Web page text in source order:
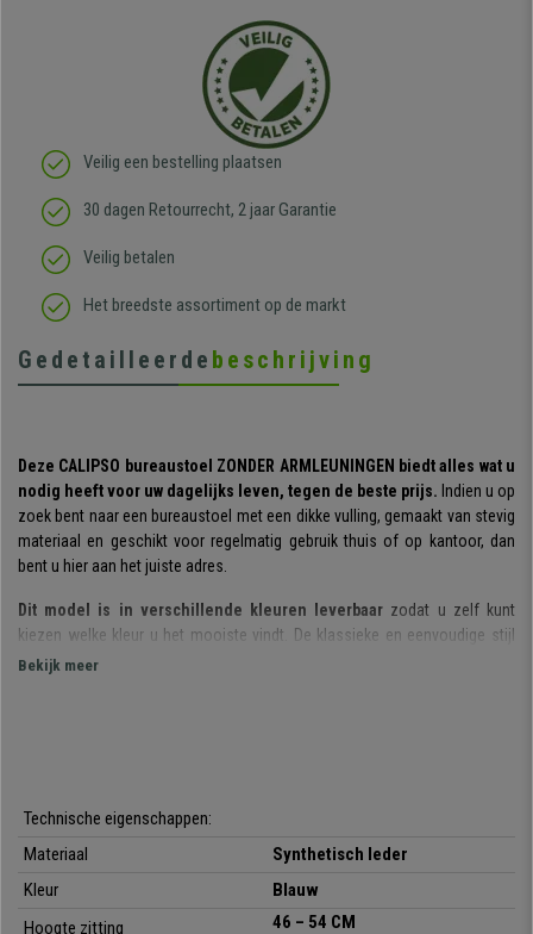
Veilig een bestelling plaatsen
30 dagen Retourrecht, 2 jaar Garantie
Veilig betalen
Het breedste assortiment op de markt
Gedetailleerde beschrijving
Deze CALIPSO bureaustoel ZONDER ARMLEUNINGEN biedt alles wat u
nodig heeft voor uw dagelijks leven, tegen de beste prijs. Indien u op
zoek bent naar een bureaustoel met een dikke vulling, gemaakt van stevig
materiaal en geschikt voor regelmatig gebruik thuis of op kantoor, dan
bent u hier aan het juiste adres.
Dit model is in verschillende kleuren leverbaar zodat u zelf kunt
kiezen welke kleur u het mooiste vindt. De klassieke en eenvoudige stijl
van dit model bureaustoel biedt tegelijkertijd functionaliteit.
te werken.
een systeem waarbij de rugleuning naar achteren kan worden bewogen
terwijl u een vaste hoek ten opzichte van de zitting aanhoudt. Het
Bekijk meer
Technische eigenschappen:
Materiaal
Synthetisch leder
Kleur
Blauw
Hoogte zitting
46 – 54 CM